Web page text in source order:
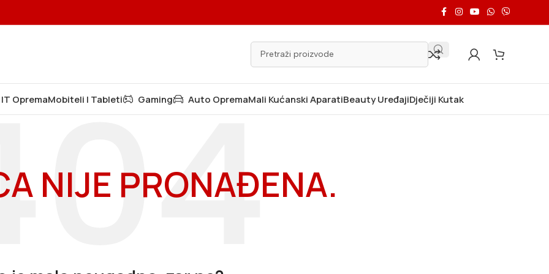
IT OpremaMobiteli I Tableti Gaming Auto OpremaMali Kućanski AparatiBeauty UređajiDječiji Kutak
NIJE PRONAĐENA.